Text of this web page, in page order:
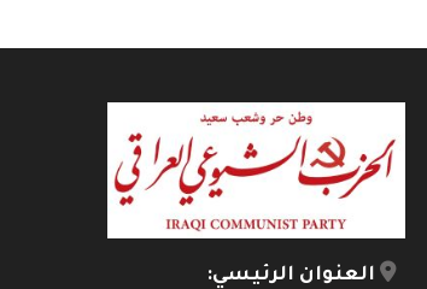
العنوان الرئيسي: